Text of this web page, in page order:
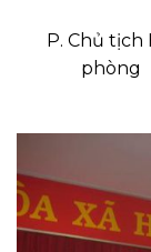
Ô.
P. Chủ